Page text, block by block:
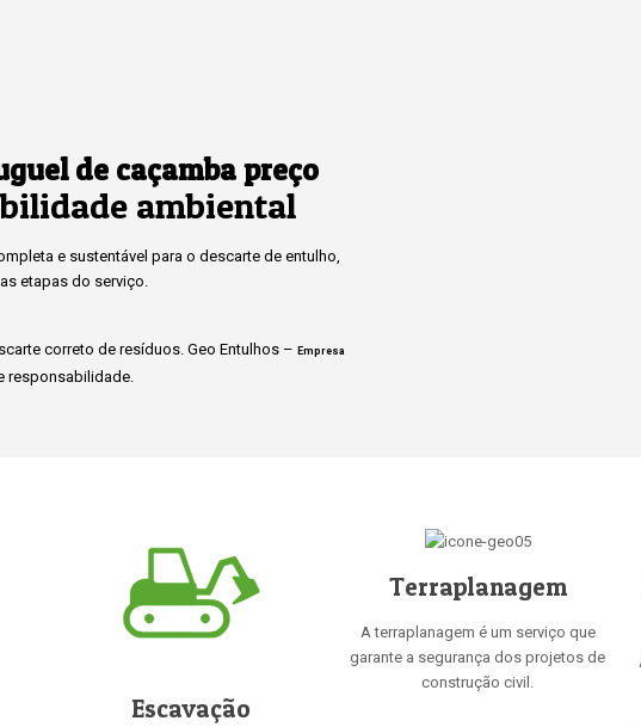
de caçamba preço
ambiental
e sustentável para o descarte de entulho,
etapas do serviço.
correto de resíduos. Geo Entulhos – Empresa
responsabilidade.
Escavação
Terraplanagem
A terraplanagem é um serviço que
garante a segurança dos projetos de
construção civil.